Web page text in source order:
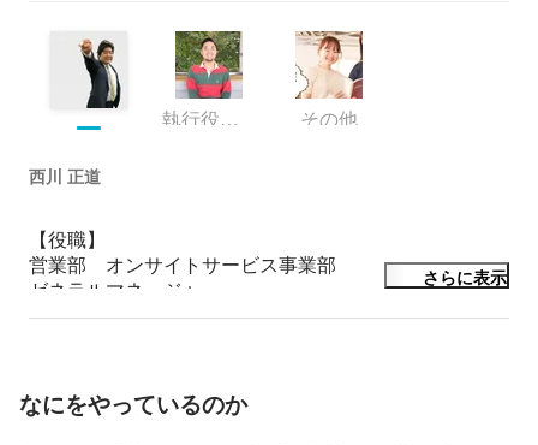
執行役員 兼 IXISCREATE(株)代表取締役 その他
西川 正道
【役職】
営業部　オンサイトサービス事業部
ゼネラルマネージャー
【経歴】
後、会計事務所での税務/ 経営コンサルティングを経験
し、2013年12月より弊社へ入社。2014年5月より、 オン
さらに表示
なにをやっているのか